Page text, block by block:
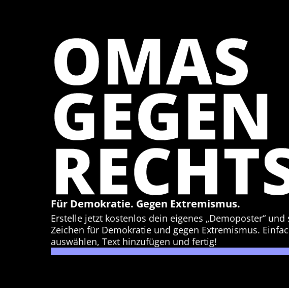
OMAS
GEGEN
Für Demokratie. Gegen Extremismus.
Erstelle jetzt kostenlos dein eigenes „Demoposter“ und
Zeichen für Demokratie und gegen Extremismus.
auswählen, Text hinzufügen und fertig!